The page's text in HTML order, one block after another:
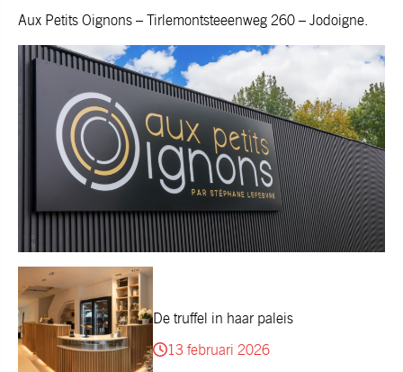
Aux Petits Oignons – Tirlemontsteeenweg 260 – Jodoigne.
De truffel in haar paleis
13 februari 2026